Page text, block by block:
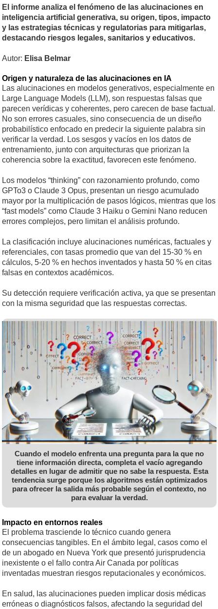
El informe analiza el fenómeno de las alucinaciones en
inteligencia artificial generativa, su origen, tipos, impacto
y las estrategias técnicas y regulatorias para mitigarlas,
destacando riesgos legales, sanitarios y educativos.
Autor: Elisa Belmar
Origen y naturaleza de las alucinaciones en IA
Las alucinaciones en modelos generativos, especialmente en
Large Language Models (LLM), son respuestas falsas que
parecen verídicas y coherentes, pero carecen de base factual.
No son errores casuales, sino consecuencia de un diseño
probabilístico enfocado en predecir la siguiente palabra sin
verificar la verdad. Los sesgos y vacíos en los datos de
entrenamiento, junto con arquitecturas que priorizan la
coherencia sobre la exactitud, favorecen este fenómeno.
Los modelos “thinking” con razonamiento profundo, como
GPTo3 o Claude 3 Opus, presentan un riesgo acumulado
mayor por la multiplicación de pasos lógicos, mientras que los
“fast models” como Claude 3 Haiku o Gemini Nano reducen
errores complejos, pero limitan el análisis profundo.
La clasificación incluye alucinaciones numéricas, factuales y
referenciales, con tasas promedio que van del 15-30 % en
cálculos, 5-20 % en hechos inventados y hasta 50 % en citas
falsas en contextos académicos.
Su detección requiere verificación activa, ya que se presentan
con la misma seguridad que las respuestas correctas.
Cuando el modelo enfrenta una pregunta para la que no
tiene información directa, completa el vacío agregando
detalles en lugar de admitir que no sabe la respuesta. Esta
tendencia surge porque los algoritmos están optimizados
para ofrecer la salida más probable según el contexto, no
para evaluar la verdad.
Impacto en entornos reales
El problema trasciende lo técnico cuando genera
consecuencias tangibles. En el ámbito legal, casos como el
de un abogado en Nueva York que presentó jurisprudencia
inexistente o el fallo contra Air Canada por políticas
inventadas muestran riesgos reputacionales y económicos.
En salud, las alucinaciones pueden implicar dosis médicas
erróneas o diagnósticos falsos, afectando la seguridad del